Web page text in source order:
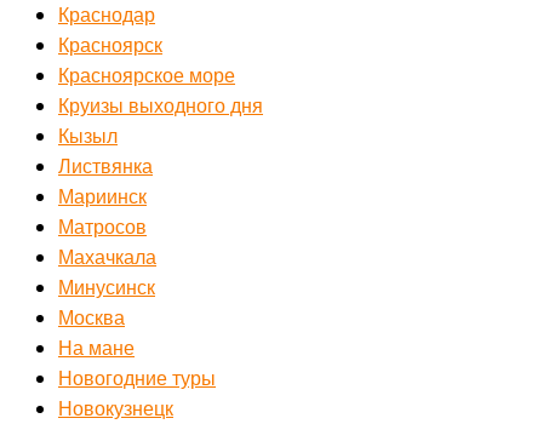
Краснодар
Красноярск
Красноярское море
Круизы выходного дня
Кызыл
Листвянка
Мариинск
Матросов
Махачкала
Минусинск
Москва
На мане
Новогодние туры
Новокузнецк